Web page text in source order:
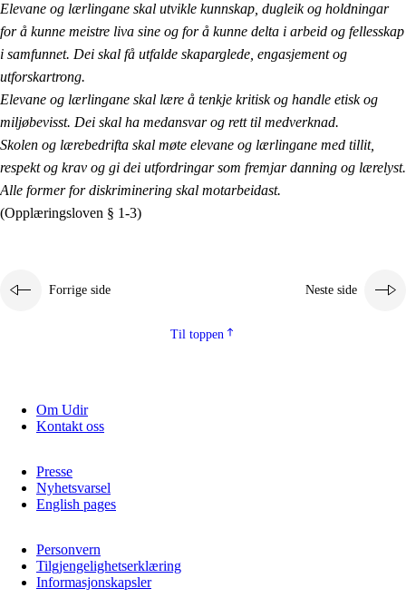
Elevane og lærlingane skal utvikle kunnskap, dugleik og holdningar
for å kunne meistre liva sine og for å kunne delta i arbeid og fellesskap
i samfunnet. Dei skal få utfalde skaparglede, engasjement og
utforskartrong.
Elevane og lærlingane skal lære å tenkje kritisk og handle etisk og
miljøbevisst. Dei skal ha medansvar og rett til medverknad.
Skolen og lærebedrifta skal møte elevane og lærlingane med tillit,
respekt og krav og gi dei utfordringar som fremjar danning og lærelyst.
Alle former for diskriminering skal motarbeidast.
(Opplæringsloven § 1-3)
Forrige side Neste side
Til toppen
Om Udir
Kontakt oss
Presse
Nyhetsvarsel
English pages
Personvern
Tilgjengelighetserklæring
Informasjonskapsler